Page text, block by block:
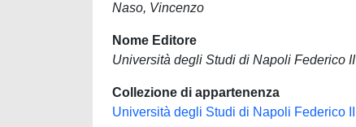
Naso, Vincenzo
Nome Editore
Università degli Studi di Napoli Federico II
Collezione di appartenenza
Università degli Studi di Napoli Federico II